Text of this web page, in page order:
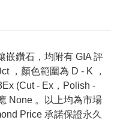
嵌鑽石，均附有 GIA 評
，顏色範圍為 D - K ，
(Cut - Ex，Polish -
None 。以上均為市場
Price 承諾保證永久